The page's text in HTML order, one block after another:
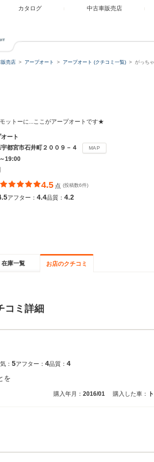
カタログ 中古車販売店
販売店 アープオート アープオート (クチコミ一覧) がっち
ットーに...ここがアープオートです★
ート
都宮市石井町２００９－４ MAP
19:00
4.5 点 (投稿数6件)
アフター： 4.4品質： 4.2
在庫一覧 お店のクチコミ
コミ詳細
： 5アフター： 4品質： 4
を
購入年月： 2016/01 購入した車：